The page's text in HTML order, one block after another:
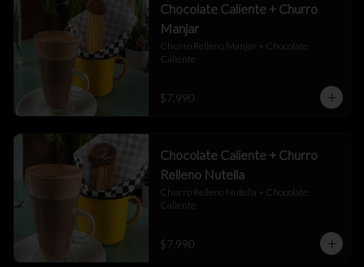
Chocolate Caliente + Churro
Manjar
Churro Relleno Manjar + Chocolate
Caliente
$7.990
Chocolate Caliente + Churro
Relleno Nutella
Churro Relleno Nutella + Chocolate
Caliente
$7.990